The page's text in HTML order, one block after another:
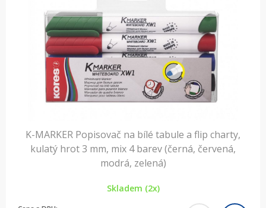
K-MARKER Popisovač na bílé tabule a flip charty,
kulatý hrot 3 mm, mix 4 barev (černá, červená,
modrá, zelená)
Skladem (2x)